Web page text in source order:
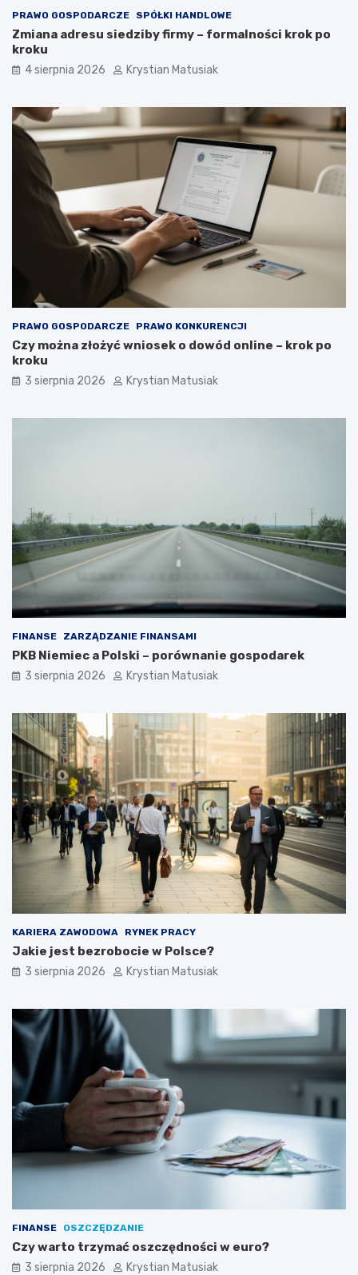
PRAWO GOSPODARCZE SPÓŁKI HANDLOWE
Zmiana adresu siedziby firmy – formalności krok po
kroku
4 sierpnia 2026 Krystian Matusiak
PRAWO GOSPODARCZE PRAWO KONKURENCJI
Czy można złożyć wniosek o dowód online – krok po
kroku
3 sierpnia 2026 Krystian Matusiak
FINANSE ZARZĄDZANIE FINANSAMI
PKB Niemiec a Polski – porównanie gospodarek
3 sierpnia 2026 Krystian Matusiak
KARIERA ZAWODOWA RYNEK PRACY
Jakie jest bezrobocie w Polsce?
3 sierpnia 2026 Krystian Matusiak
FINANSE OSZCZĘDZANIE
Czy warto trzymać oszczędności w euro?
3 sierpnia 2026 Krystian Matusiak